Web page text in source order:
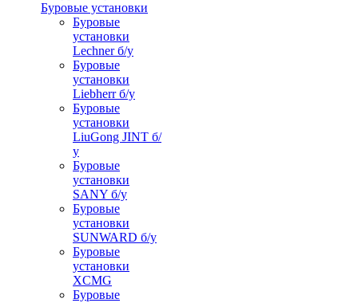
Буровые установки
Буровые
установки
Lechner б/у
Буровые
установки
Liebherr б/у
Буровые
установки
LiuGong JINT б/
у
Буровые
установки
SANY б/у
Буровые
установки
SUNWARD б/у
Буровые
установки
XCMG
Буровые